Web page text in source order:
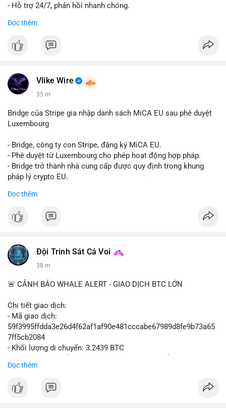
- Hỗ trợ 24/7, phản hồi nhanh chóng.
nay:
📧 Email: localpvashop@gmail.com
Đọc thêm
Vlike Wire
35 m
Bridge của Stripe gia nhập danh sách MiCA EU sau phê duyệt
Luxembourg
- Bridge, công ty con Stripe, đăng ký MiCA EU.
- Phê duyệt từ Luxembourg cho phép hoạt động hợp pháp.
- Bridge trở thành nhà cung cấp được quy định trong khung
pháp lý crypto EU.
#luxembourg
#vlikevn #titanbot
📰 Nguồn: Cointelegraph
Đọc thêm
Đội Trinh Sát Cá Voi
38 m
🚨 CẢNH BÁO WHALE ALERT - GIAO DỊCH BTC LỚN
Chi tiết giao dịch:
- Mã giao dịch:
59f3995ffdda3e26d4f62af1af90e481cccabe67989d8fe9b73a65
7ff5cb2084
- Khối lượng di chuyển: 3.2439 BTC
USD)
Đọc thêm